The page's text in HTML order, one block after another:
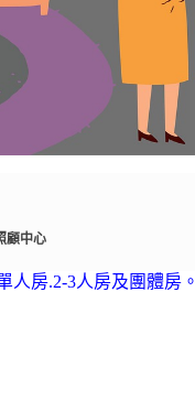
顧中心
人房.2-3人房及團體房。